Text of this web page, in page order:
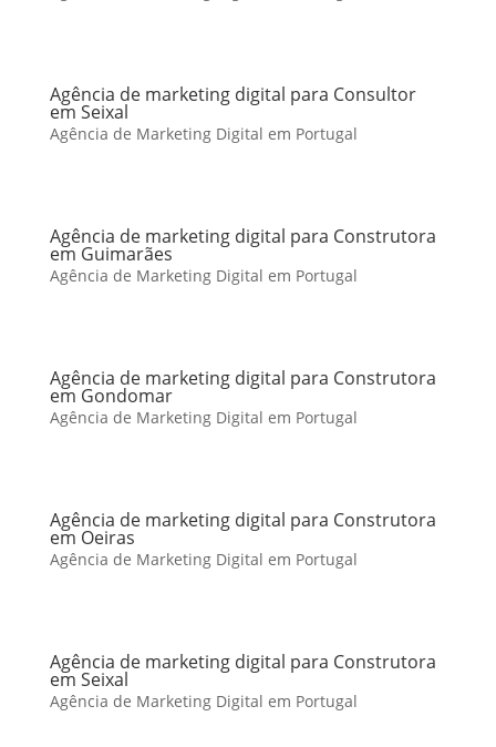
Agência de marketing digital para Consultor
em Seixal
Agência de Marketing Digital em Portugal
Agência de marketing digital para Construtora
em Guimarães
Agência de Marketing Digital em Portugal
Agência de marketing digital para Construtora
em Gondomar
Agência de Marketing Digital em Portugal
Agência de marketing digital para Construtora
em Oeiras
Agência de Marketing Digital em Portugal
Agência de marketing digital para Construtora
em Seixal
Agência de Marketing Digital em Portugal